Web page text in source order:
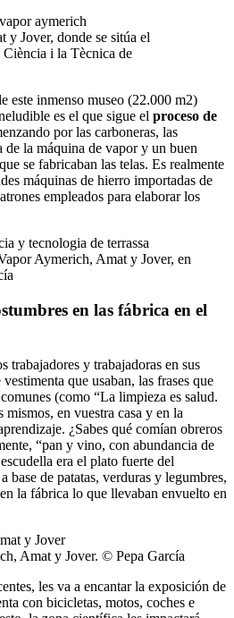
y Jover, donde se sitúa el
i la Tècnica de
este inmenso museo (22.000 m2)
es el que sigue el proceso de
por las carboneras, las
de la máquina de vapor y un buen
se fabricaban las telas. Es realmente
máquinas de hierro importadas de
empleados para elaborar los
Aymerich, Amat y Jover, en
en las fábrica en el
trabajadores y trabajadoras en sus
que usaban, las frases que
(como “La limpieza es salud.
en vuestra casa y en la
¿Sabes qué comían obreros
“pan y vino, con abundancia de
era el plato fuerte del
base de patatas, verduras y legumbres,
la fábrica lo que llevaban envuelto en
Amat y Jover. © Pepa García
les va a encantar la exposición de
con bicicletas, motos, coches e